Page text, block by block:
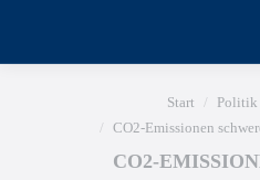
Sie befinden sich hier:
Start
Politik
CO2-Emissionen
CO2-